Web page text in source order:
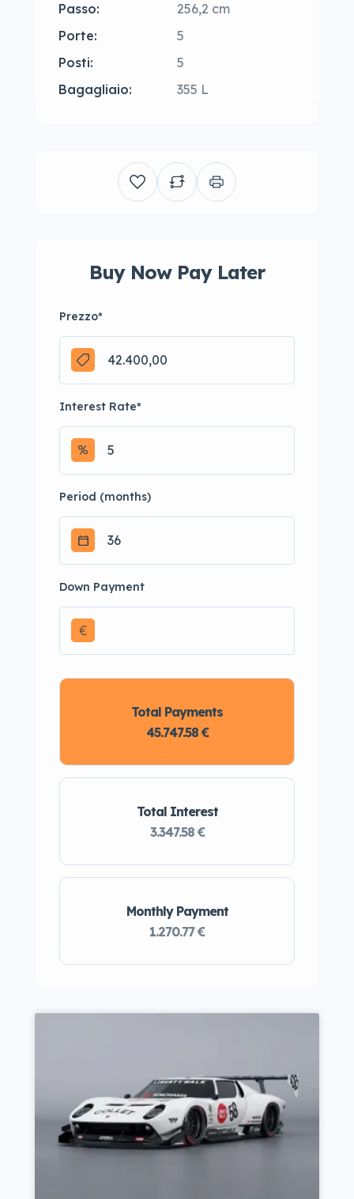
Passo:
256,2 cm
Porte:
5
Posti:
5
Bagagliaio:
355 L
Buy Now Pay Later
Prezzo*
Interest Rate*
Period (months)
Down Payment
€
Monthly Payment
1.270.77 €
Total Interest
3.347.58 €
Total Payments
45.747.58 €